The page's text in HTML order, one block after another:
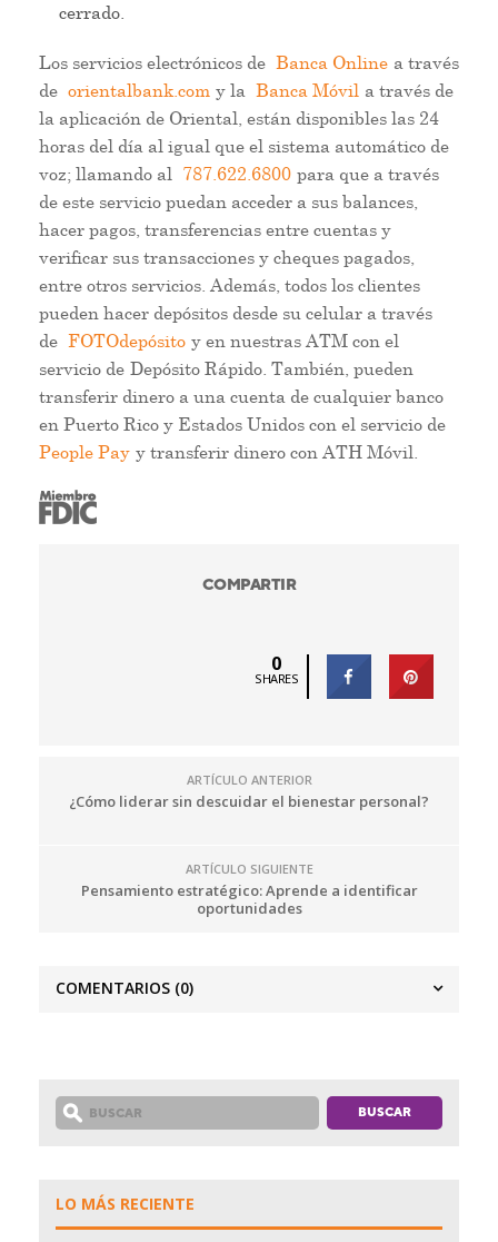
cerrado.
Los servicios electrónicos de Banca Online a través
de orientalbank.com y la Banca Móvil a través de
la aplicación de Oriental, están disponibles las 24
horas del día al igual que el sistema automático de
voz; llamando al 787.622.6800 para que a través
de este servicio puedan acceder a sus balances,
hacer pagos, transferencias entre cuentas y
verificar sus transacciones y cheques pagados,
entre otros servicios. Además, todos los clientes
pueden hacer depósitos desde su celular a través
de FOTOdepósito y en nuestras ATM con el
servicio de Depósito Rápido. También, pueden
transferir dinero a una cuenta de cualquier banco
en Puerto Rico y Estados Unidos con el servicio de
People Pay y transferir dinero con ATH Móvil.
COMPARTIR
0
SHARES
ARTÍCULO ANTERIOR
¿Cómo liderar sin descuidar el bienestar personal?
ARTÍCULO SIGUIENTE
Pensamiento estratégico: Aprende a identificar
oportunidades
COMENTARIOS (0)
LO MÁS RECIENTE